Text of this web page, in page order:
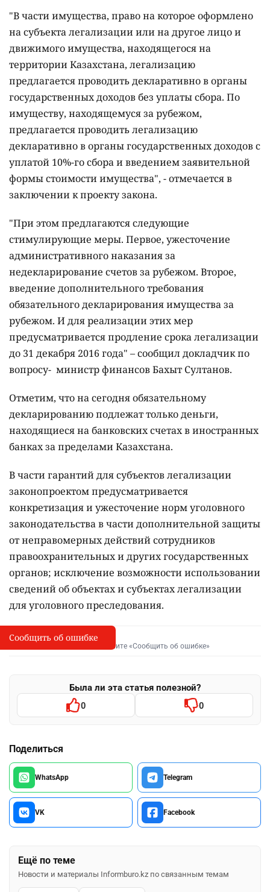
"В части имущества, право на которое оформлено
на субъекта легализации или на другое лицо и
движимого имущества, находящегося на
территории Казахстана, легализацию
предлагается проводить декларативно в органы
государственных доходов без уплаты сбора. По
имуществу, находящемуся за рубежом,
предлагается проводить легализацию
декларативно в органы государственных доходов с
уплатой 10%-го сбора и введением заявительной
формы стоимости имущества", - отмечается в
заключении к проекту закона.
"При этом предлагаются следующие
стимулирующие меры. Первое, ужесточение
административного наказания за
недекларирование счетов за рубежом. Второе,
введение дополнительного требования
обязательного декларирования имущества за
рубежом. И для реализации этих мер
предусматривается продление срока легализации
до 31 декабря 2016 года" – сообщил докладчик по
вопросу- министр финансов Бахыт Султанов.
Отметим, что на сегодня обязательному
декларированию подлежат только деньги,
находящиеся на банковских счетах в иностранных
банках за пределами Казахстана.
В части гарантий для субъектов легализации
законопроектом предусматривается
конкретизация и ужесточение норм уголовного
законодательства в части дополнительной защиты
от неправомерных действий сотрудников
правоохранительных и других государственных
органов; исключение возможности использовании
сведений об объектах и субъектах легализации
для уголовного преследования.
I
Сообщить об опечатке
Выделите фрагмент и нажмите «Сообщить об ошибке»
Была ли эта статья полезной?
0 0
Поделиться
WhatsApp Telegram
VK Facebook
Ещё по теме
Новости и материалы Informburo.kz по связанным темам
Сообщить об ошибке